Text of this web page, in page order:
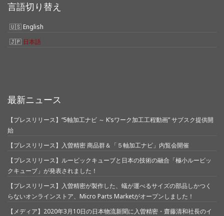
言語切り替え
English
日本語
最新ニュース
【プレスリリース】“5軸加工ナビ ～ K’sワーク加工工程動画” サブスク提供開
始
【プレスリリース】入曽精密 商品群＆「５軸加工ナビ」内覧会開催
【プレスリリース】ルービックキューブと日本の技術の融合「極小ルービッ
クキューブ」が発表されました！
【プレスリリース】入曽精密が製作した、蟻が運べるサイズの部品しかつく
らないオンラインストア、Micro Parts Marketがオープンしました！
【メディア】2020年3月10日の日本物流新聞に入曽精密・齋藤清和社長のイ